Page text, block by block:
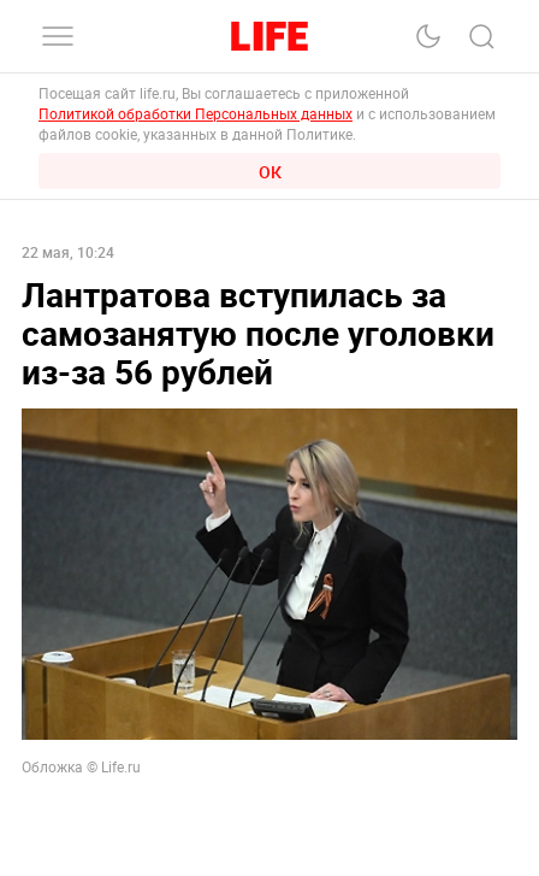
Посещая сайт life.ru, Вы соглашаетесь с приложенной
Политикой обработки Персональных данных и с использованием
файлов cookie, указанных в данной Политике.
ОК
22 мая, 10:24
Лантратова вступилась за
самозанятую после уголовки
из-за 56 рублей
Обложка © Life.ru